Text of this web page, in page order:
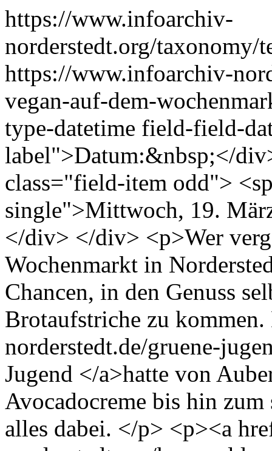
https://www.infoarchiv-
norderstedt.org/taxonomy/
https://www.infoarchiv-
vegan-auf-dem-
type-datetime field-field-
label">Datum:&nbsp;</
class="field-item odd">
single">Mittwoch, 19.
</div> </div> <p>Wer
Wochenmarkt in
Chancen, in den Genuss
Brotaufstriche zu
norderstedt.de/gruene-
Jugend </a>hatte von
Avocadocreme bis hin
alles dabei. </p> <p><a